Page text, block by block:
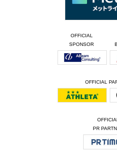
OFFICIAL
SPONSOR
OFFICIAL
PR